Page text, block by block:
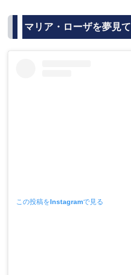
マリア・ローザを夢見て
この投稿をInstagramで見る